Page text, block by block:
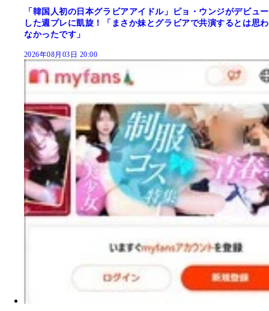
「韓国人初の日本グラビアアイドル」ピョ・ウンジがデビュー
した週プレに凱旋！「まさか妹とグラビアで共演するとは思わ
なかったです」
2026年08月03日 20:00